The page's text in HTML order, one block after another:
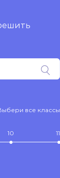
все классы
10 11